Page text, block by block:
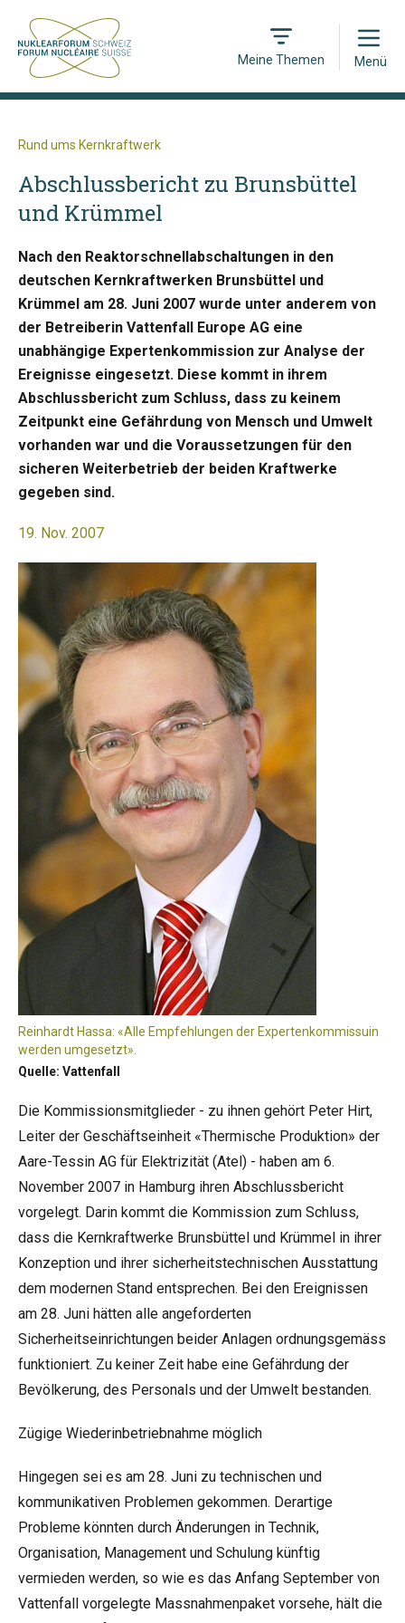
Meine Themen
Open
Menü
Rund ums Kernkraftwerk
Abschlussbericht zu Brunsbüttel
und Krümmel
Nach den Reaktorschnellabschaltungen in den
deutschen Kernkraftwerken Brunsbüttel und
Krümmel am 28. Juni 2007 wurde unter anderem von
der Betreiberin Vattenfall Europe AG eine
unabhängige Expertenkommission zur Analyse der
Ereignisse eingesetzt. Diese kommt in ihrem
Abschlussbericht zum Schluss, dass zu keinem
Zeitpunkt eine Gefährdung von Mensch und Umwelt
vorhanden war und die Voraussetzungen für den
sicheren Weiterbetrieb der beiden Kraftwerke
gegeben sind.
19. Nov. 2007
Reinhardt Hassa: «Alle Empfehlungen der Expertenkommissuin
werden umgesetzt».
Quelle: Vattenfall
Die Kommissionsmitglieder - zu ihnen gehört Peter Hirt,
Leiter der Geschäftseinheit «Thermische Produktion» der
Aare-Tessin AG für Elektrizität (Atel) - haben am 6.
November 2007 in Hamburg ihren Abschlussbericht
vorgelegt. Darin kommt die Kommission zum Schluss,
dass die Kernkraftwerke Brunsbüttel und Krümmel in ihrer
Konzeption und ihrer sicherheitstechnischen Ausstattung
dem modernen Stand entsprechen. Bei den Ereignissen
am 28. Juni hätten alle angeforderten
Sicherheitseinrichtungen beider Anlagen ordnungsgemäss
funktioniert. Zu keiner Zeit habe eine Gefährdung der
Bevölkerung, des Personals und der Umwelt bestanden.
Zügige Wiederinbetriebnahme möglich
Hingegen sei es am 28. Juni zu technischen und
kommunikativen Problemen gekommen. Derartige
Probleme könnten durch Änderungen in Technik,
Organisation, Management und Schulung künftig
vermieden werden, so wie es das Anfang September von
Vattenfall vorgelegte Massnahmenpaket vorsehe, hält die